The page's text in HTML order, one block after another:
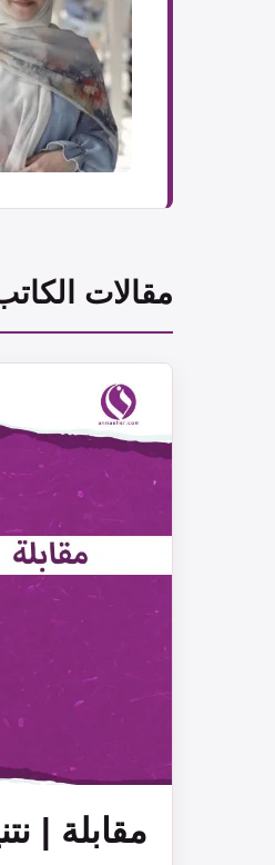
مقالات
مقابلة |